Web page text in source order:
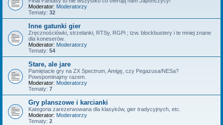
Moderator: Moderatorzy
Tematy: 32
Inne gatunki gier
Zręcznościówki, strzelanki, RTSy, RGPi ; tzw. blockbustery i te mniej znane
dla koneserów.
Moderator: Moderatorzy
Tematy: 54
Stare, ale jare
Pamiętacie gry na ZX Spectrum, Amigę, czy Pegazusa/NESa?
Powspominajmy razem.
Moderator: Moderatorzy
Tematy: 7
Gry planszowe i karcianki
Kategoria zarezerwowana dla klasyków, gier tradycyjnych, etc.
Moderator: Moderatorzy
Tematy: 2